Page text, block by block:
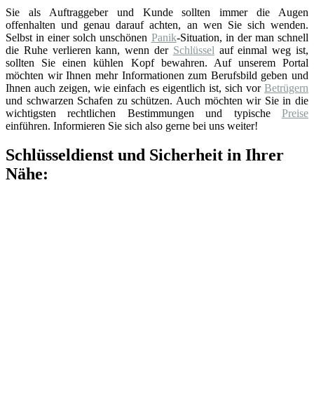
Sie als Auftraggeber und Kunde sollten immer die Augen
offenhalten und genau darauf achten, an wen Sie sich wenden.
Selbst in einer solch unschönen Panik-Situation, in der man schnell
die Ruhe verlieren kann, wenn der Schlüssel auf einmal weg ist,
sollten Sie einen kühlen Kopf bewahren. Auf unserem Portal
möchten wir Ihnen mehr Informationen zum Berufsbild geben und
Ihnen auch zeigen, wie einfach es eigentlich ist, sich vor Betrügern
und schwarzen Schafen zu schützen. Auch möchten wir Sie in die
wichtigsten rechtlichen Bestimmungen und typische Preise
einführen. Informieren Sie sich also gerne bei uns weiter!
Schlüsseldienst und Sicherheit in Ihrer
Nähe: